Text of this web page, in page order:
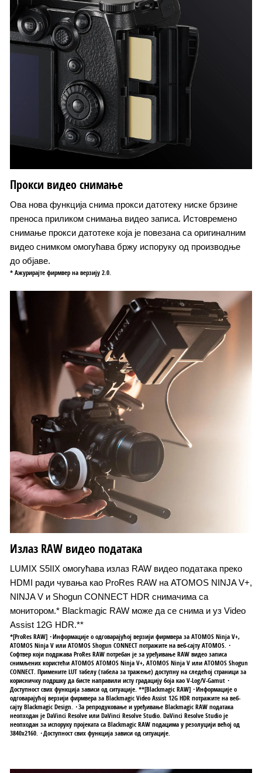
Прокси видео снимање
Ова нова функција снима прокси датотеку ниске брзине
преноса приликом снимања видео записа. Истовремено
снимање прокси датотеке која је повезана са оригиналним
видео снимком омогућава бржу испоруку од производње
до објаве.
* Ажурирајте фирмвер на верзију 2.0.
Излаз RAW видео података
LUMIX S5IIX омогућава излаз RAW видео података преко
HDMI ради чувања као ProRes RAW на ATOMOS NINJA V+,
NINJA V и Shogun CONNECT HDR снимачима са
монитором.* Blackmagic RAW може да се снима и уз Video
Assist 12G HDR.**
*[ProRes RAW] ･Информације о одговарајућој верзији фирмвера за ATOMOS Ninja V+,
ATOMOS Ninja V или ATOMOS Shogun CONNECT потражите на веб-сајту ATOMOS. ･
Софтвер који подржава ProRes RAW потребан је за уређивање RAW видео записа
снимљених користећи ATOMOS ATOMOS Ninja V+, ATOMOS Ninja V или ATOMOS Shogun
CONNECT. Примените LUT табелу (табела за тражење) доступну на следећој страници за
корисничку подршку да бисте направили исту градацију боја као V-Log/V-Gamut ･
Доступност свих функција зависи од ситуације. **[Blackmagic RAW] ･Информације о
одговарајућој верзији фирмвера за Blackmagic Video Assist 12G HDR потражите на веб-
сајту Blackmagic Design. ･За репродуковање и уређивање Blackmagic RAW података
неопходан је DaVinci Resolve или DaVinci Resolve Studio. DaVinci Resolve Studio је
неопходан за испоруку пројеката са Blackmagic RAW подацима у резолуцији већој од
3840x2160. ･Доступност свих функција зависи од ситуације.